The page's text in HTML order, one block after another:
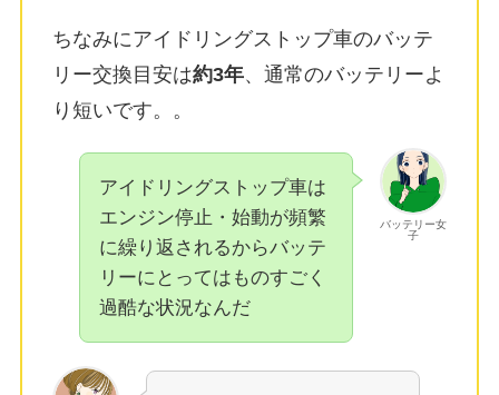
ちなみにアイドリングストップ車のバッテ
リー交換目安は約3年、通常のバッテリーよ
り短いです。
。
バッテリー女
子
アイドリングストップ車は
エンジン停止・始動が頻繁
に繰り返されるからバッテ
リーにとってはものすごく
過酷な状況なんだ